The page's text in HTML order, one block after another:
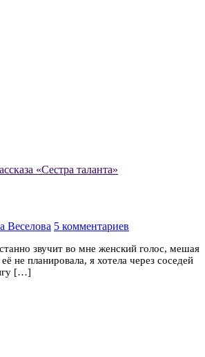
«Сестра таланта»
Веселова 5 комментариев
звучит во мне женский голос, мешая
не планировала, я хотела через соседей
[…]